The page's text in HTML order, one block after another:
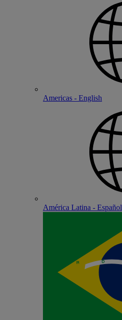
Americas - English
América Latina - Español